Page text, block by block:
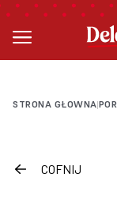
STRONA GŁOWNA|
COFNIJ